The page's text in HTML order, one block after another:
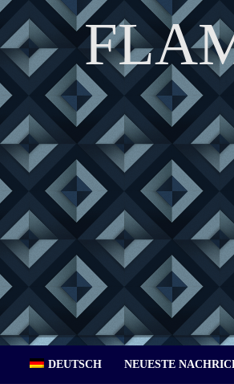
DISCOVER THE ART OF
DEUTSCH NEUESTE